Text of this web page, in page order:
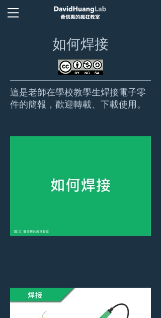
​如何焊接
這是老師在學校教學生焊接電子零
件的簡報，歡迎轉載、下載使用。